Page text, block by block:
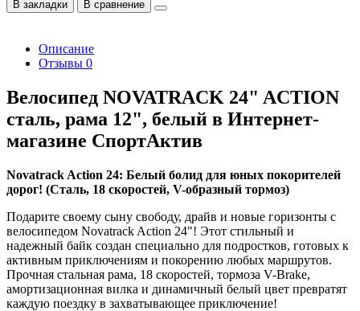
В закладки В сравнение
Описание
Отзывы 0
Велосипед NOVATRACK 24" ACTION
сталь, рама 12", белый в Интернет-
магазине СпортАктив
Novatrack Action 24: Белый болид для юных покорителей
дорог! (Сталь, 18 скоростей, V-образный тормоз)
Подарите своему сыну свободу, драйв и новые горизонты с
велосипедом Novatrack Action 24"! Этот стильный и
надежный байк создан специально для подростков, готовых к
активным приключениям и покорению любых маршрутов.
Прочная стальная рама, 18 скоростей, тормоза V-Brake,
амортизационная вилка и динамичный белый цвет превратят
каждую поездку в захватывающее приключение!